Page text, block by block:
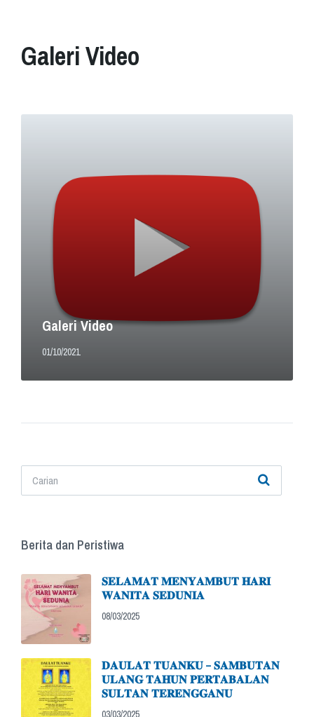
Galeri Video
Galeri Video
01/10/2021
Read
Berita dan Peristiwa
𝐒𝐄𝐋𝐀𝐌𝐀𝐓 𝐌𝐄𝐍𝐘𝐀𝐌𝐁𝐔𝐓 𝐇𝐀𝐑𝐈
𝐖𝐀𝐍𝐈𝐓𝐀 𝐒𝐄𝐃𝐔𝐍𝐈𝐀
08/03/2025
𝐃𝐀𝐔𝐋𝐀𝐓 𝐓𝐔𝐀𝐍𝐊𝐔 – 𝐒𝐀𝐌𝐁𝐔𝐓𝐀𝐍
𝐔𝐋𝐀𝐍𝐆 𝐓𝐀𝐇𝐔𝐍 𝐏𝐄𝐑𝐓𝐀𝐁𝐀𝐋𝐀𝐍
𝐒𝐔𝐋𝐓𝐀𝐍 𝐓𝐄𝐑𝐄𝐍𝐆𝐆𝐀𝐍𝐔
03/03/2025